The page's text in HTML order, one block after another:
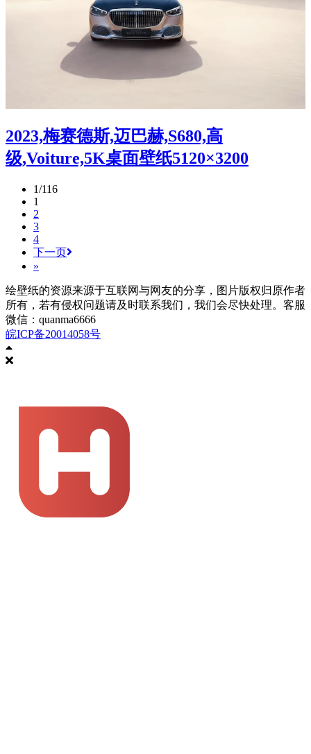
2023,梅赛德斯,迈巴赫,S680,高
级,Voiture,5K桌面壁纸5120×3200
1/116
1
2
3
4
下一页
»
绘壁纸的资源来源于互联网与网友的分享，图片版权归原作者
所有，若有侵权问题请及时联系我们，我们会尽快处理。客服
微信：quanma6666
皖ICP备20014058号